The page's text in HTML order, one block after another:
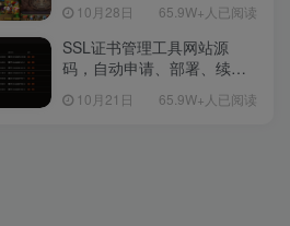
教程-多功能GM后台工具-网
页注册-安卓版本！
10月28日 65.9W+人已阅读
SSL证书管理工具网站源
码，自动申请、部署、续期
10月21日 65.9W+人已阅读